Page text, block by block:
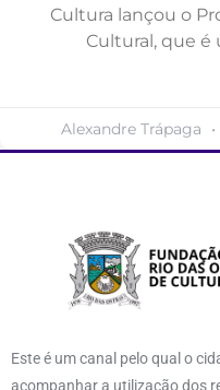
Cultura lançou o
Cultural, que é
Alexandre Trápaga
Este é um canal pelo qual o
acompanhar a utilização dos